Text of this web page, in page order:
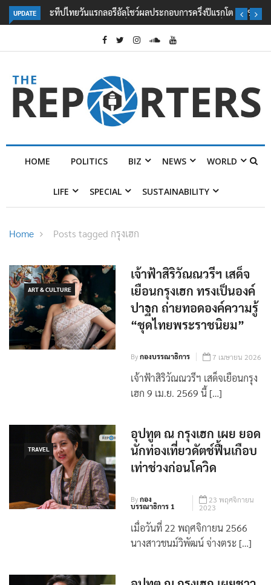
UPDATE
ลอรีอัลโชว์ผลประกอบการครึ่งปีแรกโต 6.5% กวาดรายได้ 2.3 หมื่นล้านยูโร
คว้าไลเซนส์ ‘กุชชี่’ 50 ปี พร้อมส่ง 4 แบรนด์ใหม่บุกตลาดไทย
POLITICS BIZ NEWS WORLD
ART & CULTURE
เจ้าฟ้าสิริวัณณวรีฯ เสด็จ
เยือนกรุงเฮก ทรงเป็นองค์
ปาฐก ถ่ายทอดองค์ความรู้
“ชุดไทยพระราชนิยม”
By กองบรรณาธิการ 7 เมษายน 2026
อุปทูต ณ กรุงเฮก เผย ยอด
นักท่องเที่ยวดัตช์ฟื้นเกือบ
เท่าช่วงก่อนโควิด
Byกอง
บรรณาธิการ 1
23 พฤศจิกายน
2023